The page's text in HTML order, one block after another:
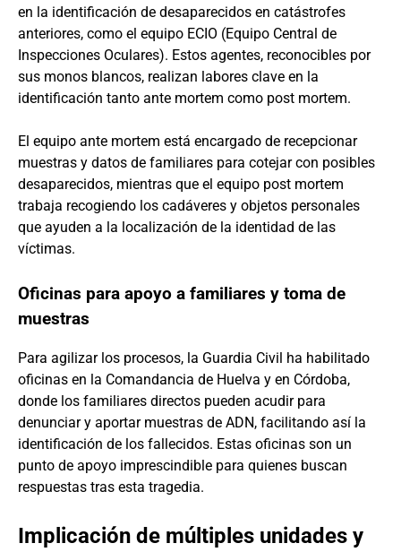
en la identificación de desaparecidos en catástrofes
anteriores, como el equipo ECIO (Equipo Central de
Inspecciones Oculares). Estos agentes, reconocibles por
sus monos blancos, realizan labores clave en la
identificación tanto ante mortem como post mortem.
El equipo ante mortem está encargado de recepcionar
muestras y datos de familiares para cotejar con posibles
desaparecidos, mientras que el equipo post mortem
trabaja recogiendo los cadáveres y objetos personales
que ayuden a la localización de la identidad de las
víctimas.
Oficinas para apoyo a familiares y toma de
muestras
Para agilizar los procesos, la Guardia Civil ha habilitado
oficinas en la Comandancia de Huelva y en Córdoba,
donde los familiares directos pueden acudir para
denunciar y aportar muestras de ADN, facilitando así la
identificación de los fallecidos. Estas oficinas son un
punto de apoyo imprescindible para quienes buscan
respuestas tras esta tragedia.
Implicación de múltiples unidades y